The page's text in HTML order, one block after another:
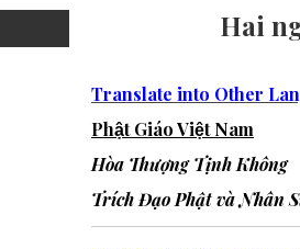
Hai
Translate into Other
Phật Giáo Việt Nam
Hòa ThượngTịnh Không
Trích Đạo Phật và Nhân